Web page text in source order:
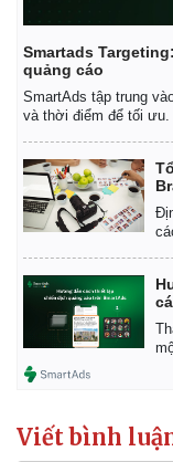
Smartads
quảng cáo
SmartAds tập trung
và thời điểm để tối ưu.
Viết bình